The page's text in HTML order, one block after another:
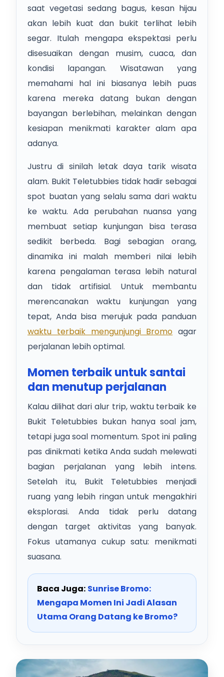
saat vegetasi sedang bagus, kesan hijau
akan lebih kuat dan bukit terlihat lebih
segar. Itulah mengapa ekspektasi perlu
disesuaikan dengan musim, cuaca, dan
kondisi lapangan. Wisatawan yang
memahami hal ini biasanya lebih puas
karena mereka datang bukan dengan
bayangan berlebihan, melainkan dengan
kesiapan menikmati karakter alam apa
adanya.
Justru di sinilah letak daya tarik wisata
alam. Bukit Teletubbies tidak hadir sebagai
spot buatan yang selalu sama dari waktu
ke waktu. Ada perubahan nuansa yang
membuat setiap kunjungan bisa terasa
sedikit berbeda. Bagi sebagian orang,
dinamika ini malah memberi nilai lebih
karena pengalaman terasa lebih natural
dan tidak artifisial. Untuk membantu
merencanakan waktu kunjungan yang
tepat, Anda bisa merujuk pada panduan
waktu terbaik mengunjungi Bromo agar
perjalanan lebih optimal.
Momen terbaik untuk santai
dan menutup perjalanan
Kalau dilihat dari alur trip, waktu terbaik ke
Bukit Teletubbies bukan hanya soal jam,
tetapi juga soal momentum. Spot ini paling
pas dinikmati ketika Anda sudah melewati
bagian perjalanan yang lebih intens.
Setelah itu, Bukit Teletubbies menjadi
ruang yang lebih ringan untuk mengakhiri
eksplorasi. Anda tidak perlu datang
dengan target aktivitas yang banyak.
Fokus utamanya cukup satu: menikmati
suasana.
Baca Juga: Sunrise Bromo:
Mengapa Momen Ini Jadi Alasan
Utama Orang Datang ke Bromo?